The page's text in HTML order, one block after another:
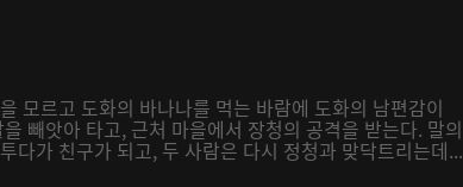
모르고 도화의 바나나를 먹는 바람에 도화의 남편감이
빼앗아 타고, 근처 마을에서 장청의 공격을 받는다. 말의
다가 친구가 되고, 두 사람은 다시 정청과 맞닥트리는데...